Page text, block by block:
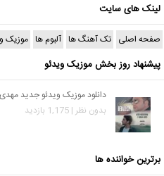
لینک های سایت
صفحه اصلی تک آهنگ ها آلبوم ها موزیک
پیشنهاد روز بخش موزیک ویدئو
دانلود موزیک ویدئو جدید
بدون نظر | 1,175 بازدید
برترین خواننده ها